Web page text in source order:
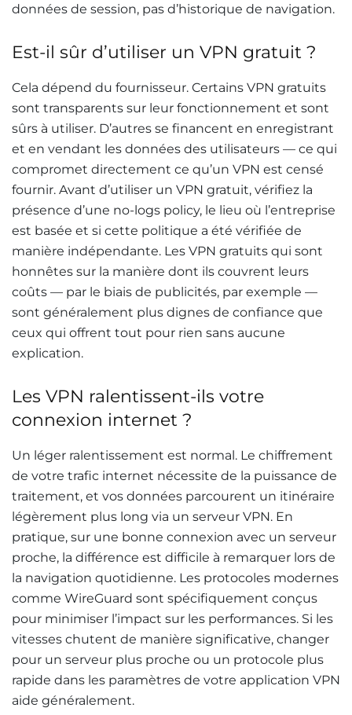
données de session, pas d’historique de navigation.
Est-il sûr d’utiliser un VPN gratuit ?
Cela dépend du fournisseur. Certains VPN gratuits
sont transparents sur leur fonctionnement et sont
sûrs à utiliser. D’autres se financent en enregistrant
et en vendant les données des utilisateurs — ce qui
compromet directement ce qu’un VPN est censé
fournir. Avant d’utiliser un VPN gratuit, vérifiez la
présence d’une no-logs policy, le lieu où l’entreprise
est basée et si cette politique a été vérifiée de
manière indépendante. Les VPN gratuits qui sont
honnêtes sur la manière dont ils couvrent leurs
coûts — par le biais de publicités, par exemple —
sont généralement plus dignes de confiance que
ceux qui offrent tout pour rien sans aucune
explication.
Les VPN ralentissent-ils votre
connexion internet ?
Un léger ralentissement est normal. Le chiffrement
de votre trafic internet nécessite de la puissance de
traitement, et vos données parcourent un itinéraire
légèrement plus long via un serveur VPN. En
pratique, sur une bonne connexion avec un serveur
proche, la différence est difficile à remarquer lors de
la navigation quotidienne. Les protocoles modernes
comme WireGuard sont spécifiquement conçus
pour minimiser l’impact sur les performances. Si les
vitesses chutent de manière significative, changer
pour un serveur plus proche ou un protocole plus
rapide dans les paramètres de votre application VPN
aide généralement.